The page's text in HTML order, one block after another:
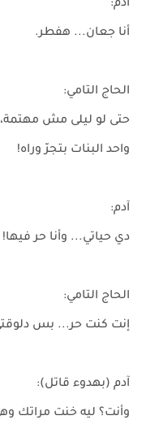
آدم:
أنا جعان... هفطر.
الحاج التامي:
حتى لو ليلى مش
واحد البنات بتجرّ وراه!
آدم:
دي حياتي... وأنا حر فيها!
الحاج التامي:
إنت كنت حر... بس
آدم (بهدوء قاتل):
وأنت؟ ليه خنت مراتك